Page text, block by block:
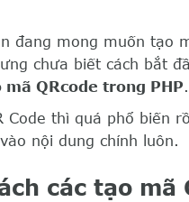
đang mong muốn tạo
chưa biết cách bắt
mã QRcode trong PHP.
Code thì quá phổ biến
nội dung chính luôn.
các tạo mã